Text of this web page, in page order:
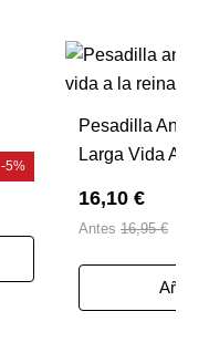
-5%
Pesadilla Antes
Larga Vida A
16,10 €
Antes 16,95 €